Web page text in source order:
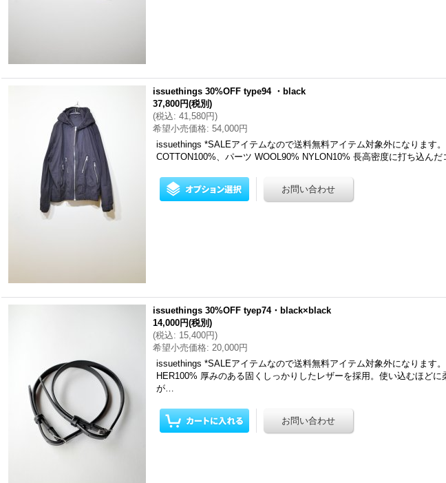
issuethings 30%OFF type94 ・black
37,800円(税別)
(税込: 41,580円)
希望小売価格: 54,000円
issuethings *SALEアイテムなので送料無料アイテム対象外になります。
COTTON100%、パーツ WOOL90% NYLON10% 長高密度に打ち込ん
issuethings 30%OFF tyep74・black×black
14,000円(税別)
(税込: 15,400円)
希望小売価格: 20,000円
issuethings *SALEアイテムなので送料無料アイテム対象外になります
HER100% 厚みのある固くしっかりしたレザーを採用。使い込むほどに
が…